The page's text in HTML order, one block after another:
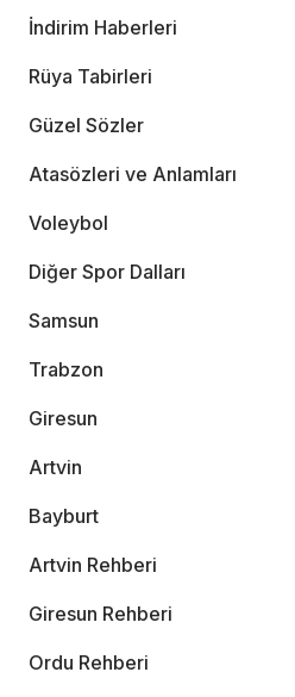
İndirim Haberleri
Rüya Tabirleri
Güzel Sözler
Atasözleri ve Anlamları
Voleybol
Diğer Spor Dalları
Samsun
Trabzon
Giresun
Artvin
Bayburt
Artvin Rehberi
Giresun Rehberi
Ordu Rehberi